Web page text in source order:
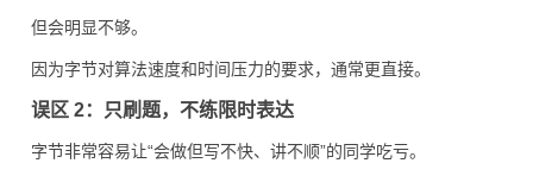
但会明显不够。
因为字节对算法速度和时间压力的要求，通常更直接。
误区 2：只刷题，不练限时表达
字节非常容易让“会做但写不快、讲不顺”的同学吃亏。